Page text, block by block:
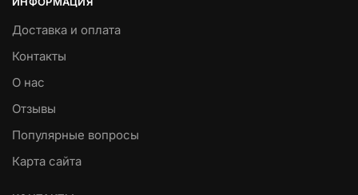
Доставка и оплата
Контакты
О нас
Отзывы
Популярные вопросы
Карта сайта